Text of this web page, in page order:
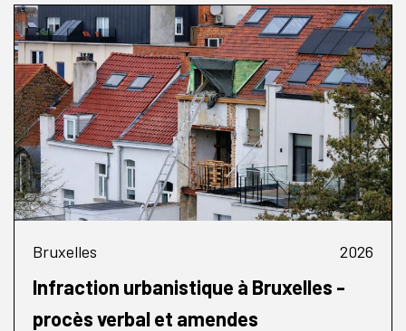
Bruxelles 2026
Infraction urbanistique à Bruxelles -
procès verbal et amendes